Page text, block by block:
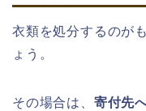
衣類を処分するのが
ょう。
その場合は、 寄付先